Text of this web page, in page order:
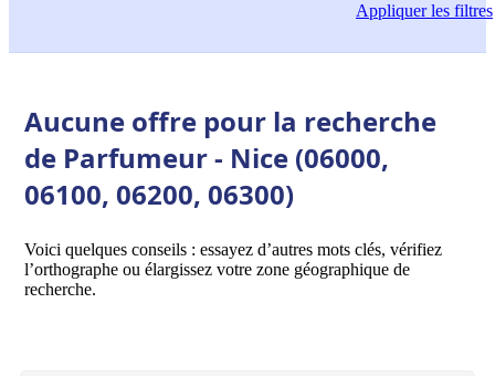
Appliquerles filtres
Aucune offre pour la recherche
de Parfumeur - Nice (06000,
06100, 06200, 06300)
Voici quelques conseils : essayez d’autres mots clés, vérifiez
l’orthographe ou élargissez votre zone géographique de
recherche.